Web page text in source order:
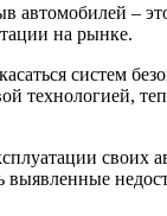
автомобилей –
на рынке.
систем
технологией,
своих